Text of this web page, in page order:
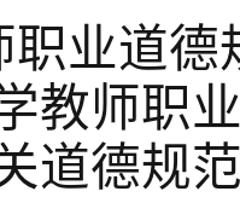
职业道
教师职
道德规